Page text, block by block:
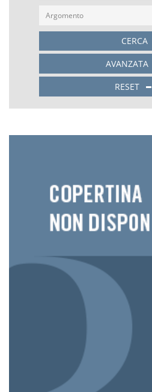
CERCA
AVANZATA
RESET